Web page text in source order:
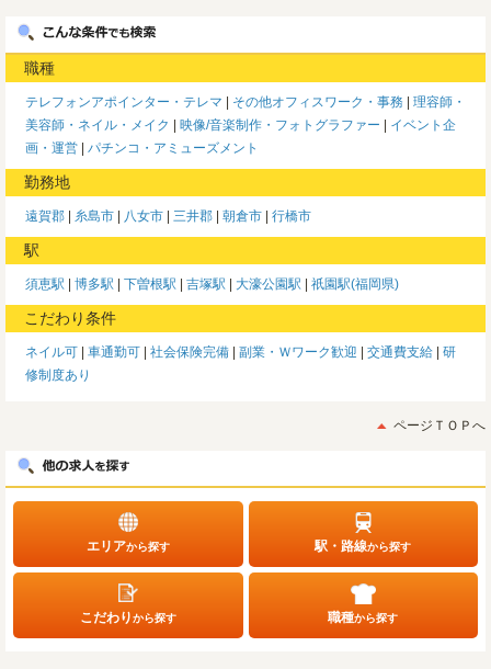
職種
テレフォンアポインター・テレマ その他オフィスワーク・事務
理容師・
美容師・ネイル・メイク
映像/音楽制作・フォトグラファー
イベント企
画・運営
パチンコ・アミューズメント
勤務地
遠賀郡 糸島市 八女市 三井郡 朝倉市 行橋市
駅
須恵駅 博多駅 下曽根駅 吉塚駅 大濠公園駅 祇園駅(福岡県)
こだわり条件
ネイル可 車通勤可 社会保険完備 副業・Ｗワーク歓迎 交通費支給
研
修制度あり
ページＴＯＰへ
エリアから探す 駅・路線から探す
こだわりから探す 職種から探す